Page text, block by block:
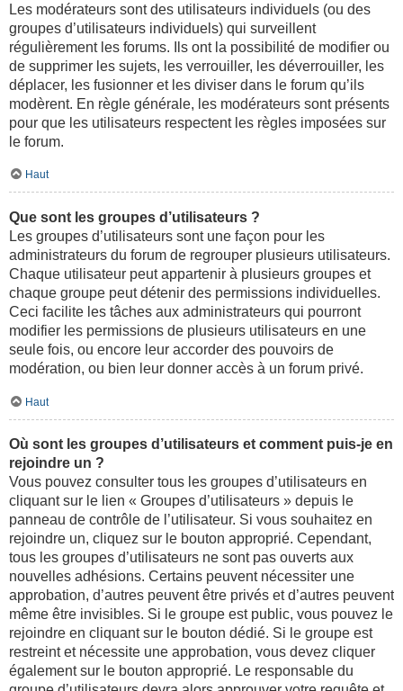
Les modérateurs sont des utilisateurs individuels (ou des
groupes d’utilisateurs individuels) qui surveillent
régulièrement les forums. Ils ont la possibilité de modifier ou
de supprimer les sujets, les verrouiller, les déverrouiller, les
déplacer, les fusionner et les diviser dans le forum qu’ils
modèrent. En règle générale, les modérateurs sont présents
pour que les utilisateurs respectent les règles imposées sur
le forum.
Haut
Que sont les groupes d’utilisateurs ?
Les groupes d’utilisateurs sont une façon pour les
administrateurs du forum de regrouper plusieurs utilisateurs.
Chaque utilisateur peut appartenir à plusieurs groupes et
chaque groupe peut détenir des permissions individuelles.
Ceci facilite les tâches aux administrateurs qui pourront
modifier les permissions de plusieurs utilisateurs en une
seule fois, ou encore leur accorder des pouvoirs de
modération, ou bien leur donner accès à un forum privé.
Haut
Où sont les groupes d’utilisateurs et comment puis-je en
rejoindre un ?
Vous pouvez consulter tous les groupes d’utilisateurs en
cliquant sur le lien « Groupes d’utilisateurs » depuis le
panneau de contrôle de l’utilisateur. Si vous souhaitez en
rejoindre un, cliquez sur le bouton approprié. Cependant,
tous les groupes d’utilisateurs ne sont pas ouverts aux
nouvelles adhésions. Certains peuvent nécessiter une
approbation, d’autres peuvent être privés et d’autres peuvent
même être invisibles. Si le groupe est public, vous pouvez le
rejoindre en cliquant sur le bouton dédié. Si le groupe est
restreint et nécessite une approbation, vous devez cliquer
également sur le bouton approprié. Le responsable du